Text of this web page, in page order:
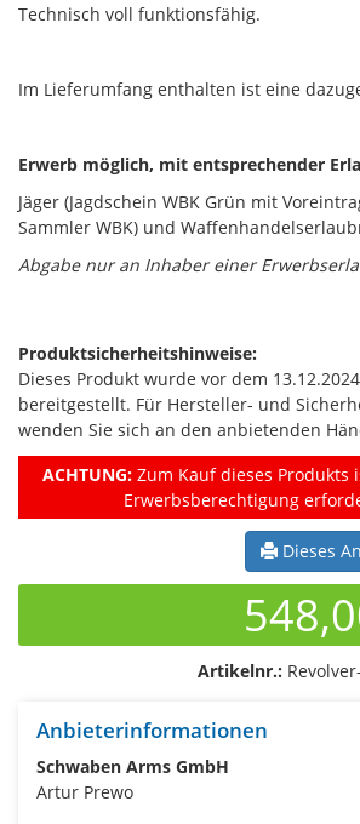
Technisch voll funktionsfähig.
Im Lieferumfang enthalten ist eine
Erwerb möglich, mit entsprechender
Jäger (Jagdschein WBK Grün mit
Sammler WBK) und
Abgabe nur an Inhaber einer
Produktsicherheitshinweise:
Dieses Produkt wurde vor dem
bereitgestellt. Für Hersteller- und
wenden Sie sich an den anbietenden
ACHTUNG:Zum Kauf dieses Produkts
Erwerbsberechtigung
Dieses
Artikelnr.:
Anbieterinformationen
Schwaben Arms GmbH
Artur Prewo